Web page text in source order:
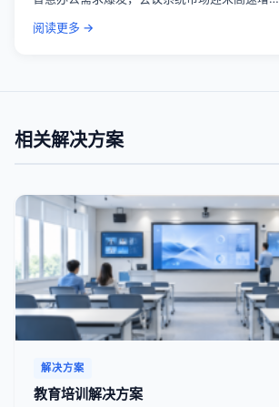
阅读更多 →
相关解决方案
解决方案
教育培训解决方案